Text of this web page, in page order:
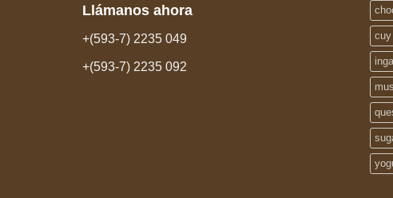
Llámanos ahora
+(593-7) 2235 049
+(593-7) 2235 092
cuy